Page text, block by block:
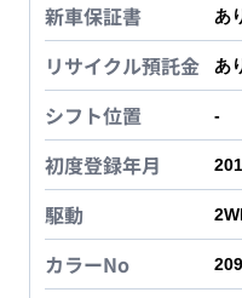
新車保証書 あ
リサイクル預託金 あ
シフト位置 -
初度登録年月
駆動
カラーNo 209